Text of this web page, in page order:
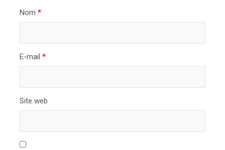
Nom *
E-mail *
Site web